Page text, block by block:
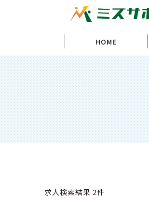
HOME
求人検索結果 2件